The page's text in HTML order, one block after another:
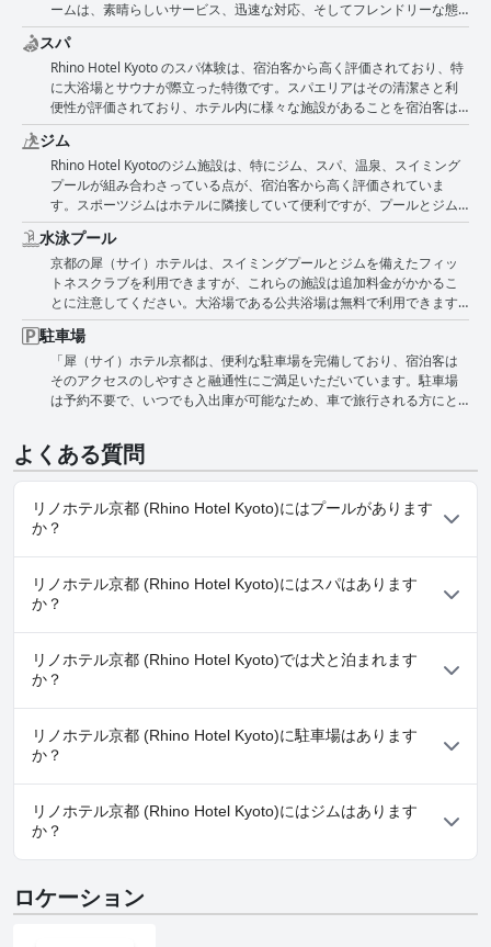
も評価されています。ロビーと客室は特に美しく清潔であると評価さ
れており、快適な雰囲気を醸し出しています。 1階にセブンイレブンが
あり、道の向かいにファミリーマートがあるという便利さなどの追加
のアメニティが、全体的な体験をさらに向上させ、滞在に便利な場所
となっています。ホテルの好立地とコストパフォーマンスの高さも、
旅行者にとっての魅力を高めています。全体として、Rhino Hotel
Kyoto は、非常に清潔で快適、かつ便利な宿泊施設を訪問者に提供して
います。
ームは、素晴らしいサービス、迅速な対応、そしてフレンドリーな態
度で評価されています。駐車場係員とハウスキーピングスタッフも、
その親切さとプロ意識で高い評価を得ています。食事に関する要望へ
の対応から、一般的なサポートまで、スタッフは忍耐と心遣いをもっ
てお客様のニーズに応えることに尽力しています。さらに、多くのゲ
ストは、スタッフの英語対応能力を高く評価しており、それが全体的
な体験を向上させています。ただし、スタッフの注意不足や知識不足
に関する言及が時折ありますが、これらのケースは例外のようです。
全体として、スタッフの丁寧で親切な対応が、ホテルでのポジティブ
な滞在に大きく貢献しています。
スパ
Rhino Hotel Kyoto のスパ体験は、宿泊客から高く評価されており、特
に大浴場とサウナが際立った特徴です。スパエリアはその清潔さと利
便性が評価されており、ホテル内に様々な施設があることを宿泊客は
高く評価しています。大浴場とサウナへのアクセスは通常無料で、宿
泊の価値を高めています。 いくつかのレビューでは、大浴場の利用体
験が肯定的に強調されており、良い、魅力的、手入れが行き届いてい
ると評価されています。温泉やサウナを含むスパは、特に観光の後に
リラックスできる雰囲気を提供しています。しかし、一部の宿泊客か
らは、滞在中の利用制限や、土曜日の午後9時までなど、特定日の営業
時間の短縮について言及がありました。 大浴場は隣接するフィットネ
スセンターの一部ですが、宿泊客は追加料金なしでアクセスできるこ
とを喜んでいます。さらに、快適な読書椅子や全体的に行き届いたサ
ービスなどのアメニティが、スパ施設の快適な体験をさらに高めてい
ます。いくつかの制限はあるものの、スパと大浴場は大きな価値を提
供し、Rhino Hotel Kyotoでの滞在全体にプラスの影響を与えていると
いう点で意見は一致しています。
ジム
Rhino Hotel Kyotoのジム施設は、特にジム、スパ、温泉、スイミング
プールが組み合わさっている点が、宿泊客から高く評価されていま
す。スポーツジムはホテルに隣接していて便利ですが、プールとジム
はホテルのアメニティの一部ではありません。重要な点として、フィ
ットネスセンターでは大きな共同浴場を無料で利用でき、宿泊客から
大変喜ばれています。隣接するフィットネスセンターの公共浴場への
入場は無料ですが、ジムやプールの利用には追加料金が必要な場合が
あります。しかし、多くの宿泊客は全体的な体験に価値があると感じ
ています。タトゥーのある方は温泉を利用できないことに注意が必要
です。さらに、予期せぬ都市税について言及されており、考慮に入れ
る必要があります。ジムとスパのリラックスできる美しい施設は、訪
問者によって語られる肯定的な経験に大きく貢献しています。
水泳プール
京都の犀（サイ）ホテルは、スイミングプールとジムを備えたフィッ
トネスクラブを利用できますが、これらの施設は追加料金がかかるこ
とに注意してください。大浴場である公共浴場は無料で利用できます
が、営業時間はやや限られています。プールは15歳以上のゲスト専用
で、タトゥーのある方は制限を受ける場合があります。また、便利な
専用駐車場があります。より楽しい体験のために、週末を含め、プー
ルのチェックアウト時間を夕方遅くまで延長することを提案する人も
います。
駐車場
「犀（サイ）ホテル京都は、便利な駐車場を完備しており、宿泊客は
そのアクセスのしやすさと融通性にご満足いただいています。駐車場
は予約不要で、いつでも入出庫が可能なため、車で旅行される方にと
り、駅に近く、レストランやコンビニエンスストアに囲まれた便利な
場所に位置しています。宿泊客は、駐車係員の優れたサービス、特に
お年寄りのスタッフの方々の親切さとプロ意識を高く評価していま
す。駐車料金はかかりますが、詳細な案内が提供されるため、スムー
ズな利用が可能です。駐車料金が高いという意見も一部ありますが、
全体的には、犀ホテル京都の駐車場設備と行き届いたサービスに満足
しているという感想が多く見られます。」
よくある質問
リノホテル京都 (Rhino Hotel Kyoto)にはプールがあります
か？
はい、リノホテル京都 (Rhino Hotel Kyoto)には、以下のカテゴリ
ーの１つ以上に属するプールがあります： 屋内プール, ラッププー
ル
リノホテル京都 (Rhino Hotel Kyoto)にはスパはあります
か？
いいえ、リノホテル京都 (Rhino Hotel Kyoto)ではスパはご利用い
ただけません。
リノホテル京都 (Rhino Hotel Kyoto)では犬と泊まれます
か？
いいえ、リノホテル京都 (Rhino Hotel Kyoto)では犬と泊まること
はできません。
リノホテル京都 (Rhino Hotel Kyoto)に駐車場はあります
か？
はい、リノホテル京都 (Rhino Hotel Kyoto)では駐車場をご利用い
ただけます。
リノホテル京都 (Rhino Hotel Kyoto)にはジムはあります
か？
ん。
ロケーション